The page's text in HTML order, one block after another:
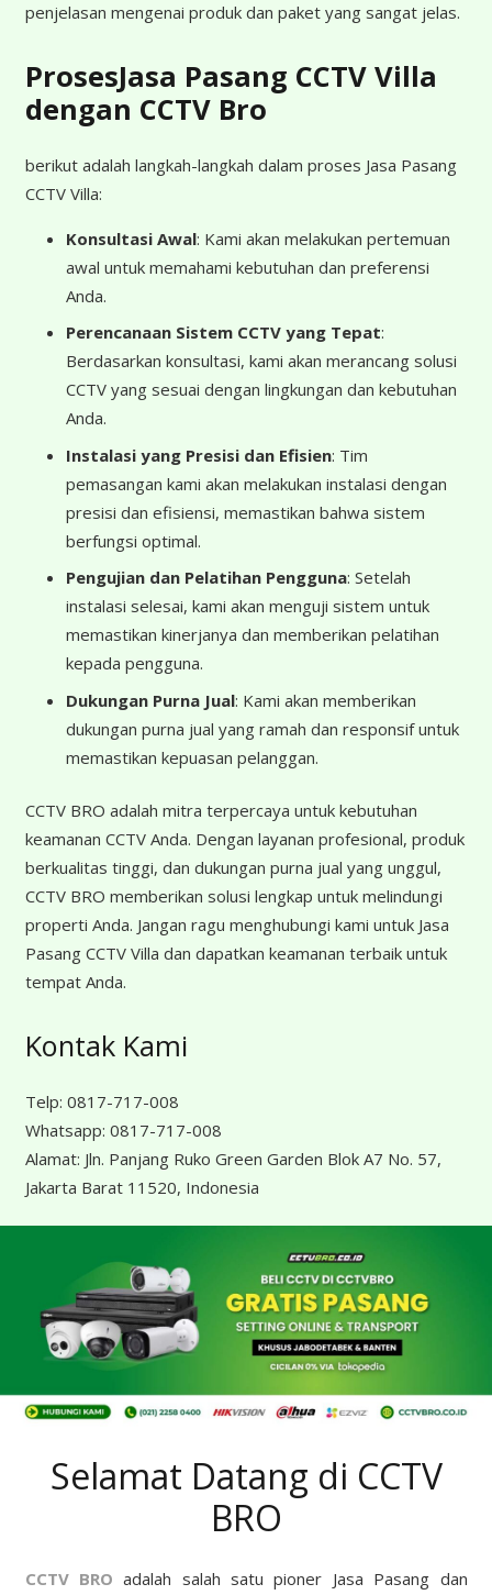
penjelasan mengenai produk dan paket yang sangat jelas.
ProsesJasa Pasang CCTV Villa
dengan CCTV Bro
berikut adalah langkah-langkah dalam proses Jasa Pasang
CCTV Villa:
Konsultasi Awal: Kami akan melakukan pertemuan
awal untuk memahami kebutuhan dan preferensi
Anda.
Perencanaan Sistem CCTV yang Tepat:
Berdasarkan konsultasi, kami akan merancang solusi
CCTV yang sesuai dengan lingkungan dan kebutuhan
Anda.
Instalasi yang Presisi dan Efisien: Tim
pemasangan kami akan melakukan instalasi dengan
presisi dan efisiensi, memastikan bahwa sistem
berfungsi optimal.
Pengujian dan Pelatihan Pengguna: Setelah
instalasi selesai, kami akan menguji sistem untuk
memastikan kinerjanya dan memberikan pelatihan
kepada pengguna.
Dukungan Purna Jual: Kami akan memberikan
dukungan purna jual yang ramah dan responsif untuk
memastikan kepuasan pelanggan.
CCTV BRO adalah mitra terpercaya untuk kebutuhan
keamanan CCTV Anda. Dengan layanan profesional, produk
berkualitas tinggi, dan dukungan purna jual yang unggul,
CCTV BRO memberikan solusi lengkap untuk melindungi
properti Anda. Jangan ragu menghubungi kami untuk Jasa
Pasang CCTV Villa dan dapatkan keamanan terbaik untuk
tempat Anda.
Kontak Kami
Telp: 0817-717-008
Whatsapp: 0817-717-008
Alamat: Jln. Panjang Ruko Green Garden Blok A7 No. 57,
Jakarta Barat 11520, Indonesia
Selamat Datang di CCTV
BRO
CCTV BRO adalah salah satu pioner Jasa Pasang dan